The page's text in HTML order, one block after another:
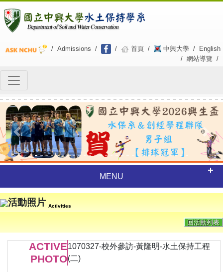
/ Admissions / / 首頁 / 中興大學 /
English
/ 網站導覽 /
Previous Next
MENU
活動照片 Activities
回活動列表
ACTIVE
PHOTO
1070327-校外參訪-黃隆明-水土保持工程
(二)